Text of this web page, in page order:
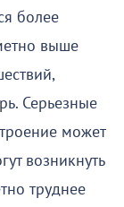
более
выше
Серьезные
может
возникнуть
труднее